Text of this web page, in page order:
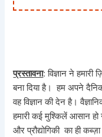
प्रस्तावना: विज्ञान ने
बना दिया है। हम अपने
वह विज्ञान की देन है।
हमारी कई मुश्किलें आसान
और प्रौद्योगिकी का ही